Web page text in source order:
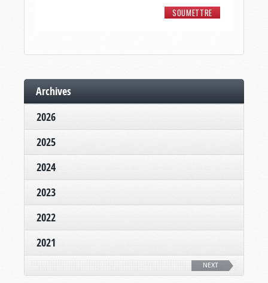
Archives
2026
2025
2024
2023
2022
2021
NEXT